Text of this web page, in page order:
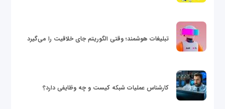
تبلیغات هوشمند؛ وقتی الگوریتم جای خلاقیت را می‌گیرد
کارشناس عملیات شبکه کیست و چه وظایفی دارد؟